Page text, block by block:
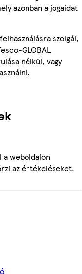
azonban a jogaidat
szolgál,
GLOBAL
nélkül, vagy
weboldalon
az értékeléseket.